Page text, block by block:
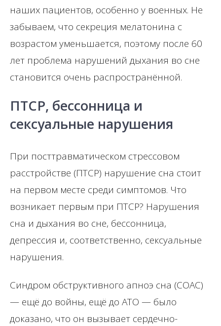
наших пациентов, особенно у военных. Не
забываем, что секреция мелатонина с
возрастом уменьшается, поэтому после 60
лет проблема нарушений дыхания во сне
становится очень распространённой.
ПТСР, бессонница и
сексуальные нарушения
При посттравматическом стрессовом
расстройстве (ПТСР) нарушение сна стоит
на первом месте среди симптомов. Что
возникает первым при ПТСР? Нарушения
сна и дыхания во сне, бессонница,
депрессия и, соответственно, сексуальные
нарушения.
Синдром обструктивного апноэ сна (СОАС)
— ещё до войны, ещё до АТО — было
доказано, что он вызывает сердечно-